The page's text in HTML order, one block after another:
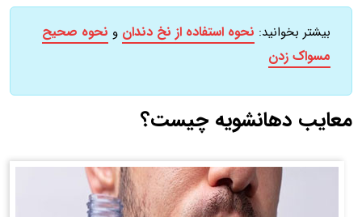
بیشتر بخوانید: نحوه استفاده از نخ دندان و نحوه صحیح
مسواک زدن
معایب دهانشویه چیست؟